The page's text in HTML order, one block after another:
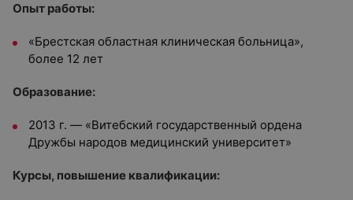
Опыт работы:
«Брестская областная клиническая больница»,
более 12 лет
Образование:
2013 г. — «Витебский государственный ордена
Дружбы народов медицинский университет»
Курсы, повышение квалификации: